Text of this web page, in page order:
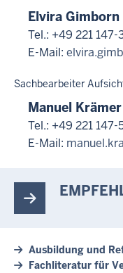
Elvira Gimborn
Tel.: +49 221 147-
E-Mail:
Sachbearbeiter
Manuel Krämer
Tel.: +49 221 147-
E-Mail:
Ausbildung und
Fachliteratur für